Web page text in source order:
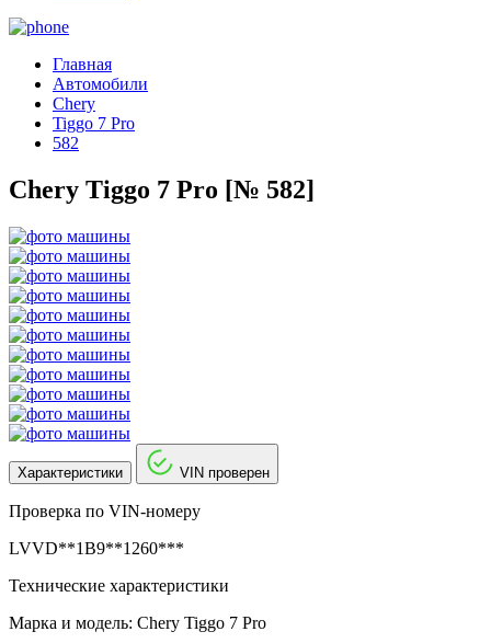
Главная
Автомобили
Chery
Tiggo 7 Pro
582
Chery Tiggo 7 Pro [№ 582]
Характеристики VIN проверен
Проверка по VIN-номеру
LVVD**1B9**1260***
Технические характеристики
Марка и модель: Chery Tiggo 7 Pro